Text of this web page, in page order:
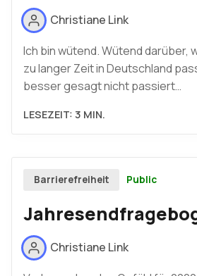
Christiane Link
Ich bin wütend. Wütend darüber,
zu langer Zeit in Deutschland
besser gesagt nicht passiert…
LESEZEIT: 3 MIN.
Barrierefreiheit Public
Christiane Link